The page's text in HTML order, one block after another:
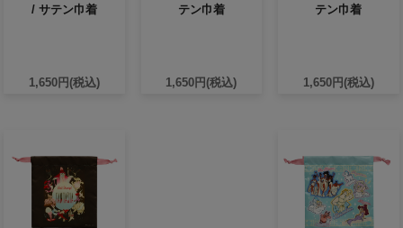
/ サテン巾着
1,650円(税込)
テン巾着
1,650円(税込)
テン巾着
1,650円(税込)